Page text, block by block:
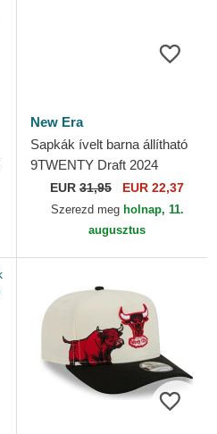
New Era
Sapkák ívelt barna állítható
9TWENTY Draft 2024
Chicago Bulls NBA New Era
EUR 31,95 EUR 22,37
Szerezd meg holnap, 11.
augusztus